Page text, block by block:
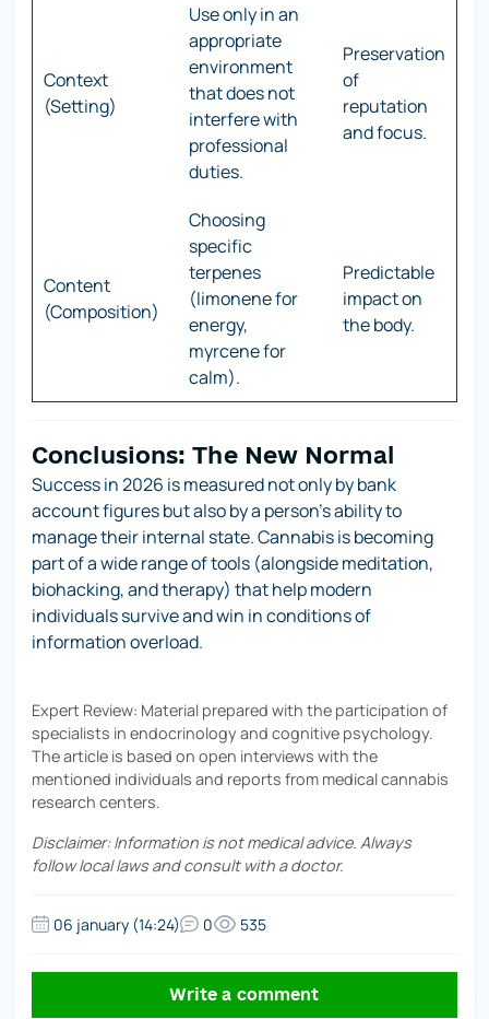
Context
(Setting)
Use only in an
appropriate
environment
that does not
interfere with
professional
duties.
Preservation
of
reputation
and focus.
Content
(Composition)
Choosing
specific
terpenes
(limonene for
energy,
myrcene for
calm).
Predictable
impact on
the body.
Conclusions: The New Normal
Success in 2026 is measured not only by bank
account figures but also by a person's ability to
manage their internal state. Cannabis is becoming
part of a wide range of tools (alongside meditation,
biohacking, and therapy) that help modern
individuals survive and win in conditions of
information overload.
Expert Review: Material prepared with the participation of
specialists in endocrinology and cognitive psychology.
The article is based on open interviews with the
mentioned individuals and reports from medical cannabis
research centers.
Disclaimer: Information is not medical advice. Always
follow local laws and consult with a doctor.
06 january (14:24) 0 535
Write a comment